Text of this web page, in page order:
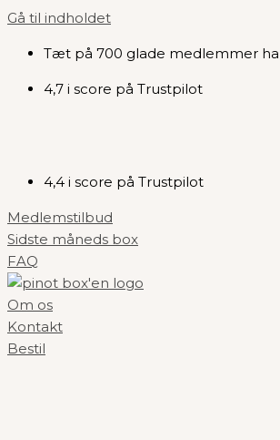
Gå til indholdet
Tæt på 700 glade medlemmer
4,7 i score på Trustpilot
4,4 i score på Trustpilot
Medlemstilbud
Sidste måneds box
FAQ
Om os
Kontakt
Bestil